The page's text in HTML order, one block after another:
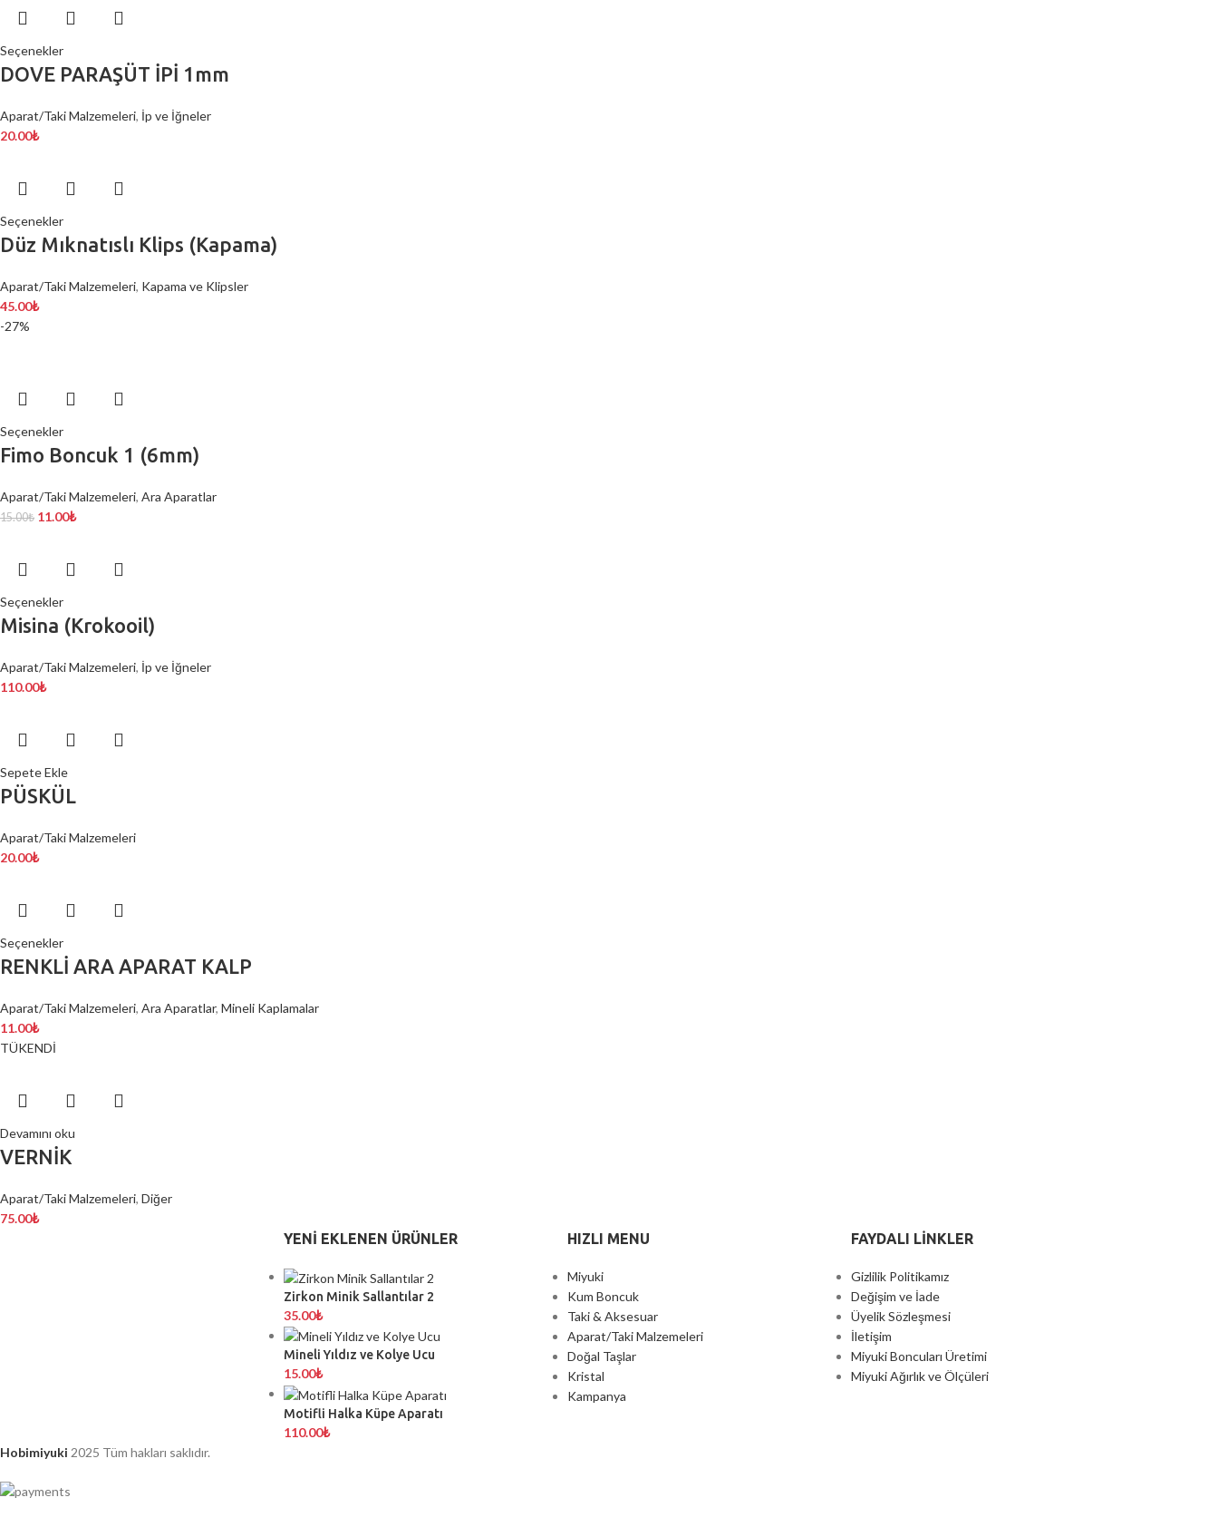
Seçenekler
DOVE PARAŞÜT İPİ 1mm
Aparat/Taki Malzemeleri, İp ve İğneler
20.00₺
Seçenekler
Düz Mıknatıslı Klips (Kapama)
Aparat/Taki Malzemeleri, Kapama ve Klipsler
45.00₺
-27%
Seçenekler
Fimo Boncuk 1 (6mm)
Aparat/Taki Malzemeleri, Ara Aparatlar
15.00₺ 11.00₺
Seçenekler
Misina (Krokooil)
Aparat/Taki Malzemeleri, İp ve İğneler
110.00₺
Sepete Ekle
PÜSKÜL
Aparat/Taki Malzemeleri
20.00₺
Seçenekler
RENKLİ ARA APARAT KALP
Aparat/Taki Malzemeleri, Ara Aparatlar, Mineli Kaplamalar
11.00₺
TÜKENDİ
Devamını oku
VERNİK
Aparat/Taki Malzemeleri, Diğer
75.00₺
YENI EKLENEN ÜRÜNLER
Zirkon Minik Sallantılar 2
35.00₺
Mineli Yıldız ve Kolye Ucu
15.00₺
Motifli Halka Küpe Aparatı
110.00₺
HIZLI MENU
Miyuki
Kum Boncuk
Taki & Aksesuar
Aparat/Taki Malzemeleri
Doğal Taşlar
Kristal
Kampanya
FAYDALI LİNKLER
Gizlilik Politikamız
Değişim ve İade
Üyelik Sözleşmesi
İletişim
Miyuki Boncuları Üretimi
Miyuki Ağırlık ve Ölçüleri
Hobimiyuki 2025 Tüm hakları saklıdır.